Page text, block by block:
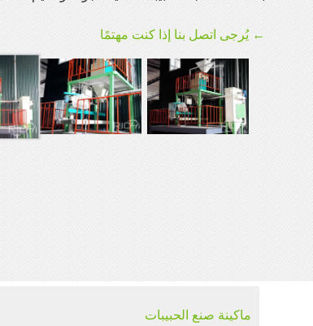
← يُرجى اتصل بنا إذا كنت مهتمًا
ماكينة صنع الحبيبات